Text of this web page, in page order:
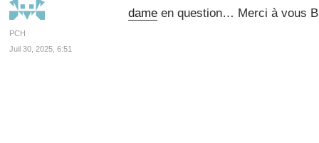
PCH
Juil 30, 2025, 6:51
dame en question… Merci à vous